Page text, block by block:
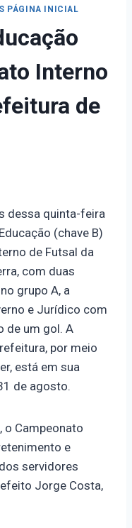
PÁGINA INICIAL
Interno
de
dessa quinta-feira
(chave B)
de Futsal da
com duas
grupo A, a
e Jurídico com
de um gol. A
por meio
está em sua
de agosto.
o Campeonato
e
servidores
Jorge Costa,